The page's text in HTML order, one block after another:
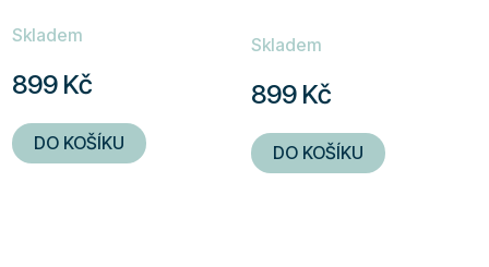
hodnocení
je
5,0
z
Skladem
899 Kč
DO KOŠÍKU
Skladem
899 Kč
DO KOŠÍKU